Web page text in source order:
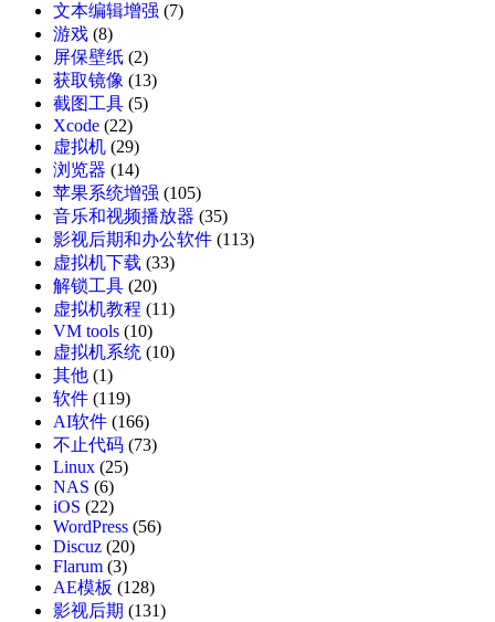
文本编辑增强 (7)
游戏 (8)
屏保壁纸 (2)
获取镜像 (13)
截图工具 (5)
Xcode (22)
虚拟机 (29)
浏览器 (14)
苹果系统增强 (105)
音乐和视频播放器 (35)
影视后期和办公软件 (113)
虚拟机下载 (33)
解锁工具 (20)
虚拟机教程 (11)
VM tools (10)
虚拟机系统 (10)
其他 (1)
软件 (119)
AI软件 (166)
不止代码 (73)
Linux (25)
NAS (6)
iOS (22)
WordPress (56)
Discuz (20)
Flarum (3)
AE模板 (128)
影视后期 (131)